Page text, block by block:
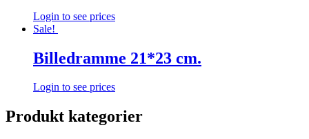
Login to see prices
Sale!
Billedramme 21*23 cm.
Login to see prices
Produkt kategorier